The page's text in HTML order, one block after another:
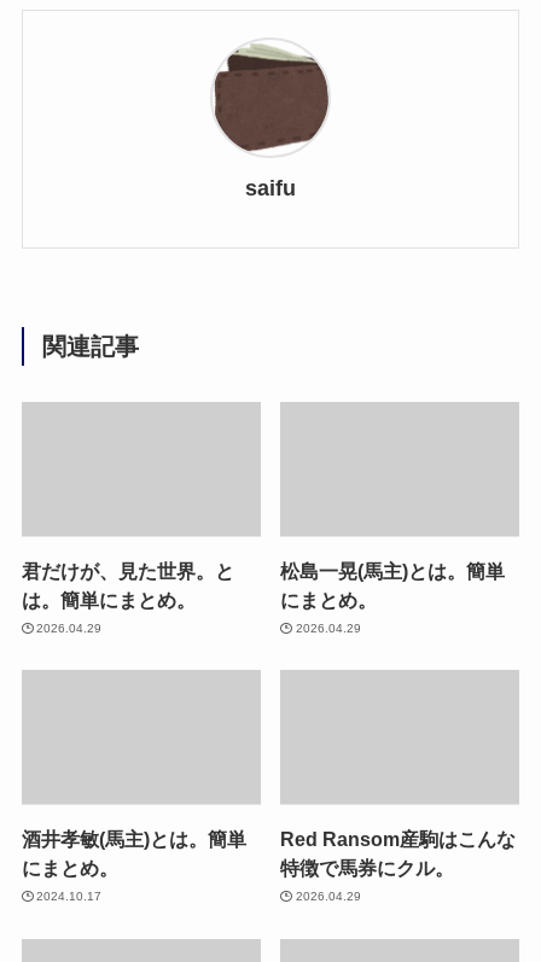
saifu
関連記事
君だけが、見た世界。と
は。簡単にまとめ。
2026.04.29
松島一晃(馬主)とは。簡単
にまとめ。
2026.04.29
酒井孝敏(馬主)とは。簡単
にまとめ。
2024.10.17
Red Ransom産駒はこんな
特徴で馬券にクル。
2026.04.29